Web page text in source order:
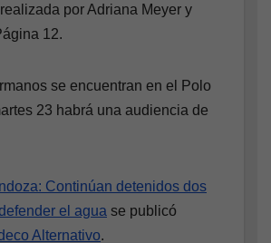
por Adriana Meyer y
12.
se encuentran en el Polo
23 habrá una audiencia de
Continúan detenidos dos
el agua se publicó
Alternativo.